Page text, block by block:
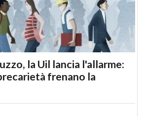
la Uil lancia l'allarme:
frenano la